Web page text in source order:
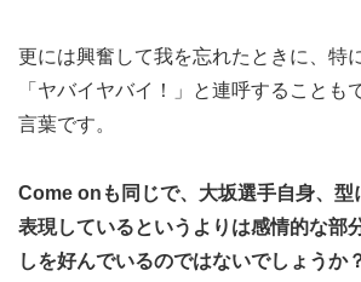
更には興奮して我を忘れたときに、特
「ヤバイヤバイ！」と連呼することも
言葉です。
Come onも同じで、大坂選手自身、型
表現しているというよりは感情的な部
しを好んでいるのではないでしょうか